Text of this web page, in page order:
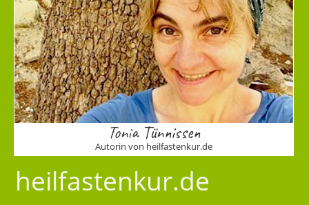
Tonia Tünnissen
Autorin von heilfastenkur.de
heilfastenkur.de